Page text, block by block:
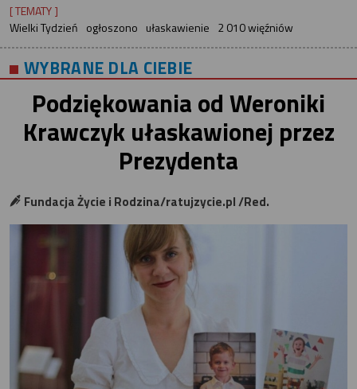
[ TEMATY ]
Wielki Tydzień ogłoszono ułaskawienie 2 010 więźniów
WYBRANE DLA CIEBIE
Podziękowania od Weroniki
Krawczyk ułaskawionej przez
Prezydenta
Fundacja Życie i Rodzina/ratujzycie.pl /Red.